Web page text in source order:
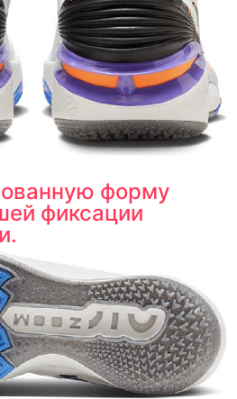
форму
фиксации